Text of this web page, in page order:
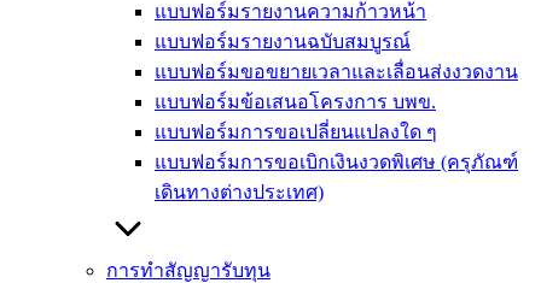
แบบฟอร์มรายงานความก้าวหน้า
แบบฟอร์มรายงานฉบับสมบูรณ์
แบบฟอร์มขอขยายเวลาและเลื่อนส่งงวดงาน
แบบฟอร์มข้อเสนอโครงการ บพข.
แบบฟอร์มการขอเปลี่ยนแปลงใด ๆ
แบบฟอร์มการขอเบิกเงินงวดพิเศษ (ครุภัณฑ์
เดินทางต่างประเทศ)
การทำสัญญารับทุน